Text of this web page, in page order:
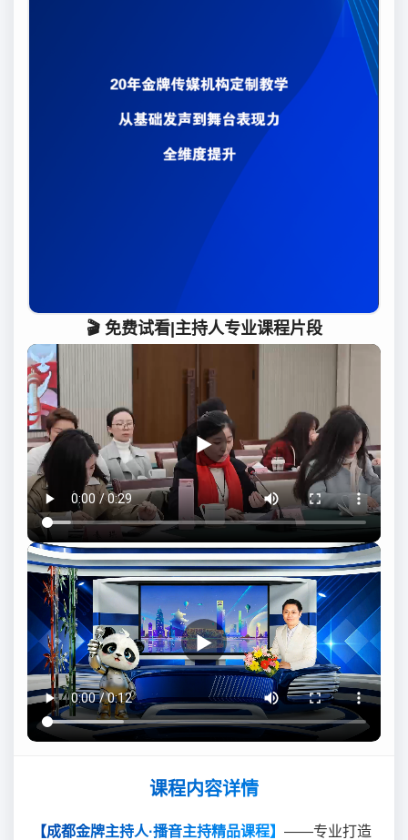
🎬 免费试看|主持人专业课程片段
▶
▶
课程内容详情
【成都金牌主持人·播音主持精品课程】 ——专业打造